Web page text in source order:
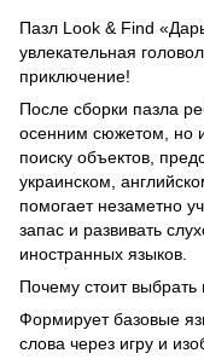
Пазл Look & Find
увлекательная
приключение!
После сборки пазла
осенним сюжетом, но
поиску объектов,
украинском,
помогает незаметно
запас и развивать
иностранных языков.
Почему стоит выбрать
Формирует базовые
слова через игру и